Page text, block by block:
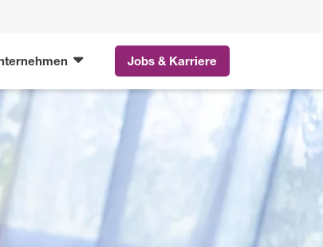
Jobs & Karriere